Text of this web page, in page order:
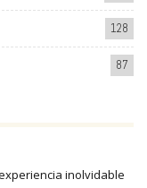
128
87
inolvidable